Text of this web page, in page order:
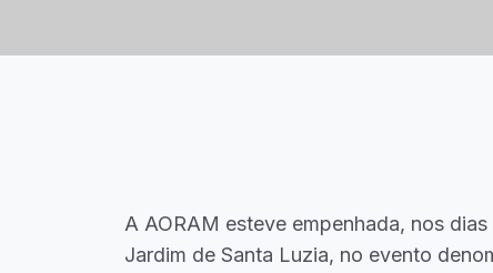
A AORAM esteve empenhada, nos
Jardim de Santa Luzia, no evento